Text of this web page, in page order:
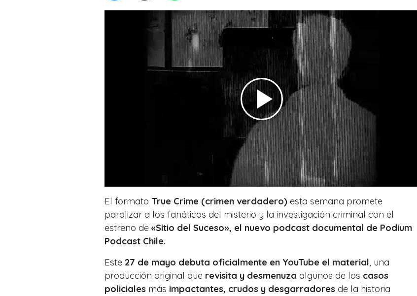
El formato True Crime (crimen verdadero) esta semana promete
paralizar a los fanáticos del misterio y la investigación criminal con el
estreno de «Sitio del Suceso», el nuevo podcast documental de Podium
Podcast Chile.
Este 27 de mayo debuta oficialmente en YouTube el material, una
producción original que revisita y desmenuza algunos de los casos
policiales más impactantes, crudos y desgarradores de la historia